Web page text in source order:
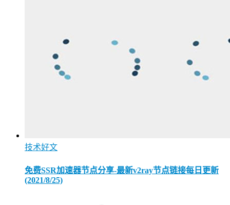
技术好文
免费SSR加速器节点分享-最新v2ray节点链接每日更新
(2021/8/25)